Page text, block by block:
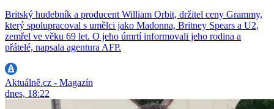
Britský hudebník a producent William Orbit, držitel ceny Grammy,
který spolupracoval s umělci jako Madonna, Britney Spears a U2,
zemřel ve věku 69 let. O jeho úmrtí informovali jeho rodina a
přátelé, napsala agentura AFP.
Aktuálně.cz - Magazín
dnes, 18:22